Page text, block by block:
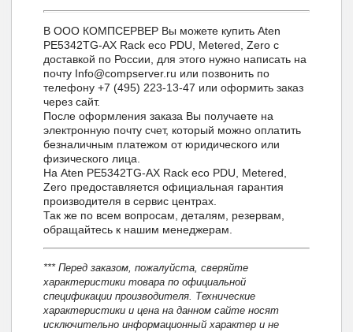
В ООО КОМПСЕРВЕР Вы можете купить Aten
PE5342TG-AX Rack eco PDU, Metered, Zero с
доставкой по России, для этого нужно написать на
почту Info@compserver.ru или позвонить по
телефону +7 (495) 223-13-47 или оформить заказ
через сайт.
После оформления заказа Вы получаете на
электронную почту счет, который можно оплатить
безналичным платежом от юридического или
физического лица.
На Aten PE5342TG-AX Rack eco PDU, Metered,
Zero предоставляется официальная гарантия
производителя в сервис центрах.
Так же по всем вопросам, деталям, резервам,
обращайтесь к нашим менеджерам.
*** Перед заказом, пожалуйста, сверяйте
характеристики товара по официальной
спецификации производителя. Технические
характеристики и цена на данном сайте носят
исключительно информационный характер и не